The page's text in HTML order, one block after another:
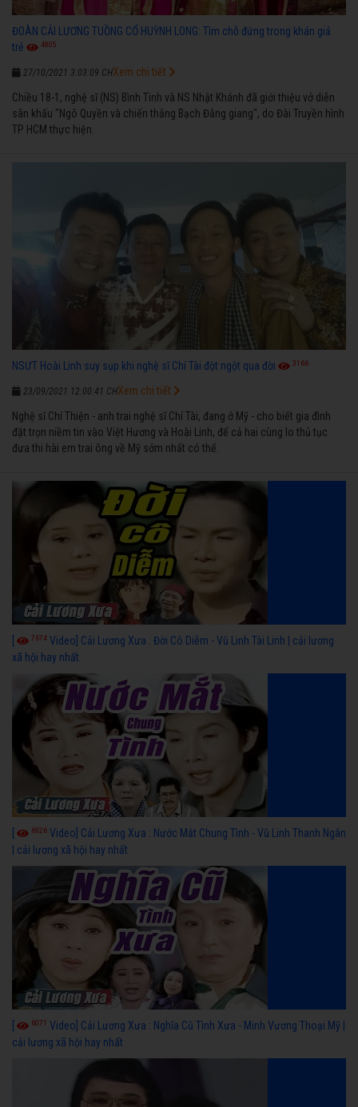
ĐOÀN CẢI LƯƠNG TUỒNG CỔ HUỲNH LONG: Tìm chỗ đứng trong khán giả
trẻ
4805
27/10/2021 3:03:09 CH
Chiều 18-1, nghệ sĩ (NS) Bình Tinh và NS Nhật Khánh đã giới thiệu vở diễn
sân khấu "Ngô Quyền và chiến thắng Bạch Đằng giang", do Đài Truyền hình
TP HCM thực hiện.
Xem chi tiết
NSƯT Hoài Linh suy sụp khi nghệ sĩ Chí Tài đột ngột qua đời 3166
23/09/2021 12:00:41 CH
Nghệ sĩ Chí Thiện - anh trai nghệ sĩ Chí Tài, đang ở Mỹ - cho biết gia đình
đặt trọn niềm tin vào Việt Hương và Hoài Linh, để cả hai cùng lo thủ tục
đưa thi hài em trai ông về Mỹ sớm nhất có thể.
Xem chi tiết
7674 Video] Cải Lương Xưa : Đời Cô Diễm - Vũ Linh Tài Linh | cải lương
xã hội hay nhất
6926 Video] Cải Lương Xưa : Nước Mắt Chung Tình - Vũ Linh Thanh Ngân
| cải lương xã hội hay nhất
6071 Video] Cải Lương Xưa : Nghĩa Cũ Tình Xưa - Minh Vương Thoại Mỹ |
cải lương xã hội hay nhất